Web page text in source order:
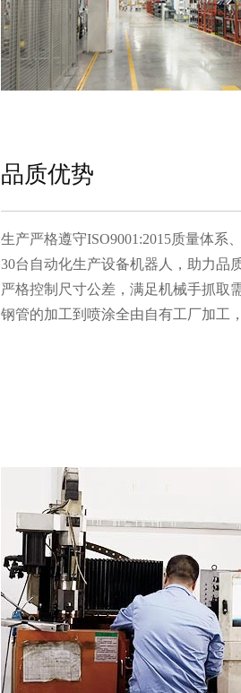
品质优势
生产严格遵守ISO9001:2015质量体系
30台自动化生产设备机器人，助力品质提
严格控制尺寸公差，满足机械手抓取需要
钢管的加工到喷涂全由自有工厂加工